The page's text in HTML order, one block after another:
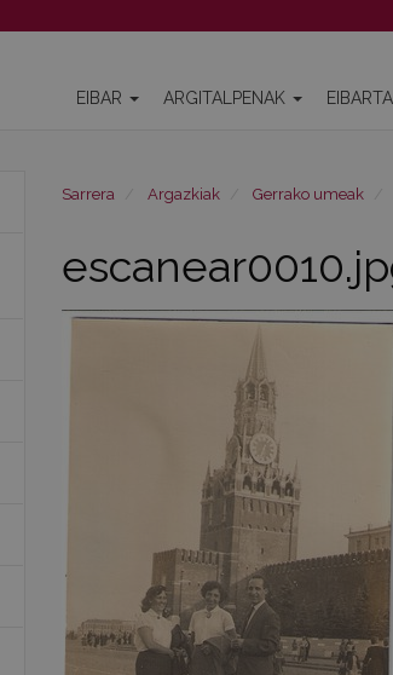
EIBAR ARGITALPENAK
Sarrera Argazkiak Gerrako umeak